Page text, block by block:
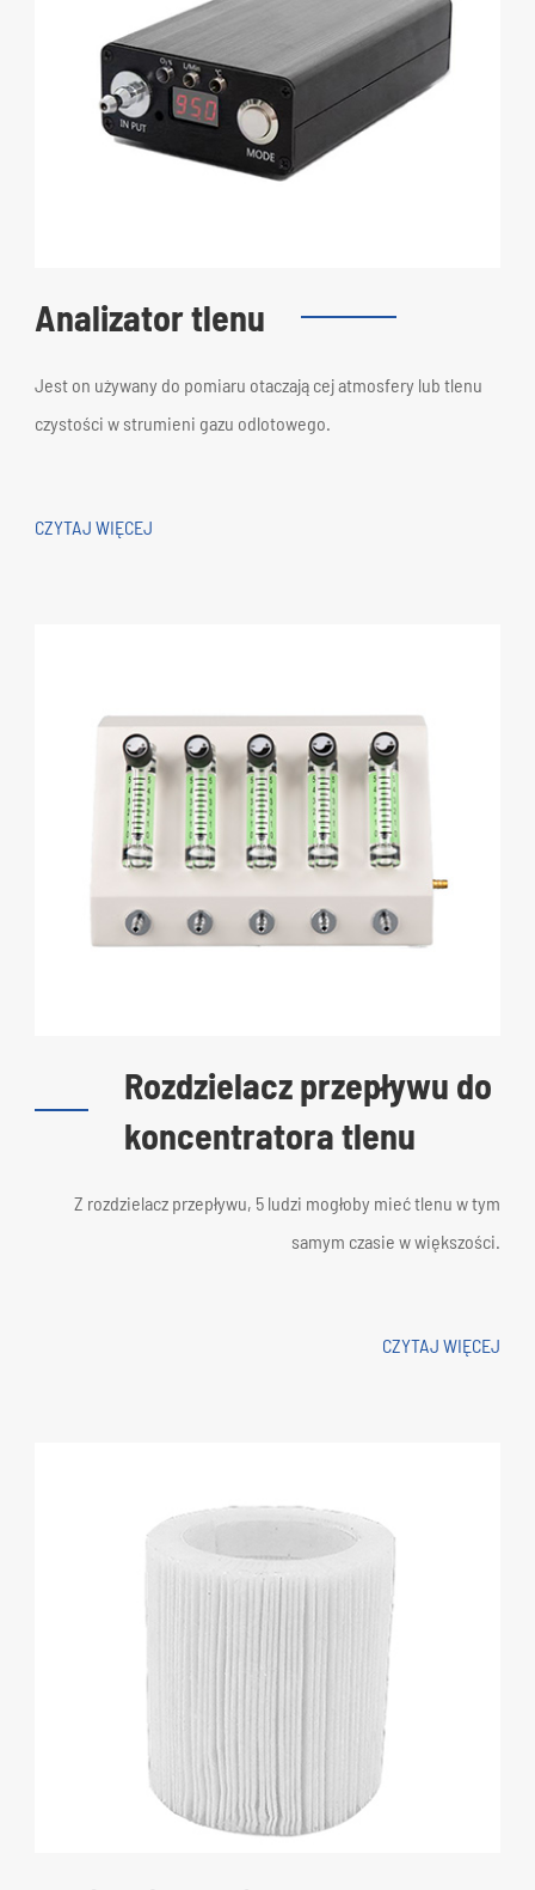
Analizator tlenu
Jest on używany do pomiaru otaczającej atmosfery lub tlenu
czystości w strumieni gazu odlotowego.
CZYTAJ WIĘCEJ
Rozdzielacz przepływu do
koncentratora tlenu
Z rozdzielacz przepływu, 5 ludzi mogłoby mieć tlenu w tym
samym czasie w większości.
CZYTAJ WIĘCEJ